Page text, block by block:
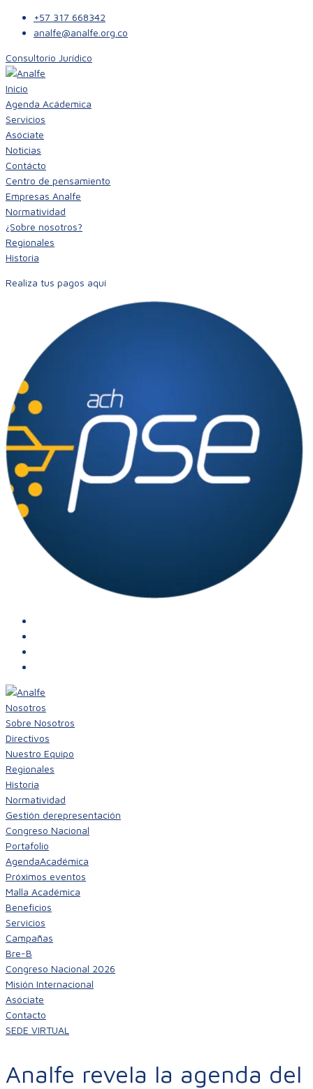
p
t
o
c
o
n
t
e
n
t
+57 317 668342
analfe@analfe.org.co
Consultorio Jurídico
Inicio
Agenda Acádemica
Servicios
Asóciate
Noticias
Contácto
Centro de pensamiento
Empresas Analfe
Normatividad
¿Sobre nosotros?
Regionales
Historia
Realiza tus pagos aquí
Nosotros
Sobre Nosotros
Directivos
Nuestro Equipo
Regionales
Historia
Normatividad
Gestión derepresentación
Congreso Nacional
Portafolio
AgendaAcadémica
Próximos eventos
Malla Académica
Beneficios
Servicios
Campañas
Bre-B
Congreso Nacional 2026
Misión Internacional
Asóciate
Contacto
SEDE VIRTUAL
Analfe revela la agenda del